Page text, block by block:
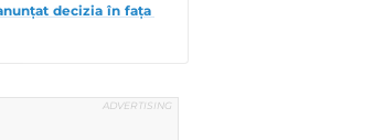
decizia în fața